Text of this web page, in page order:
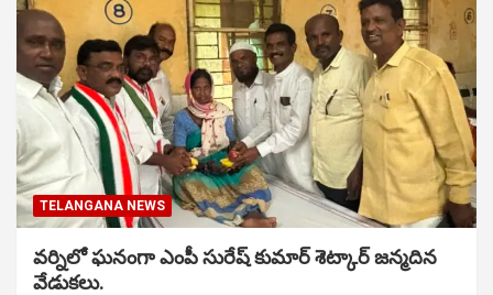
TELANGANA NEWS
వర్నిలో ఘనంగా ఎంపీ సురేష్ కుమార్ శెట్కార్ జన్మదిన
వేడుకలు.